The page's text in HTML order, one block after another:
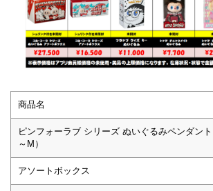
商品名
ピンフォーラブ シリーズ ぬいぐるみペンダン
～M）
アソートボックス